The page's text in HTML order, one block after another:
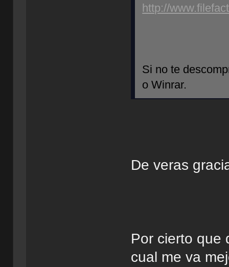
http://
Si no te
o Winrar.
De veras
Por cierto que
cual me va